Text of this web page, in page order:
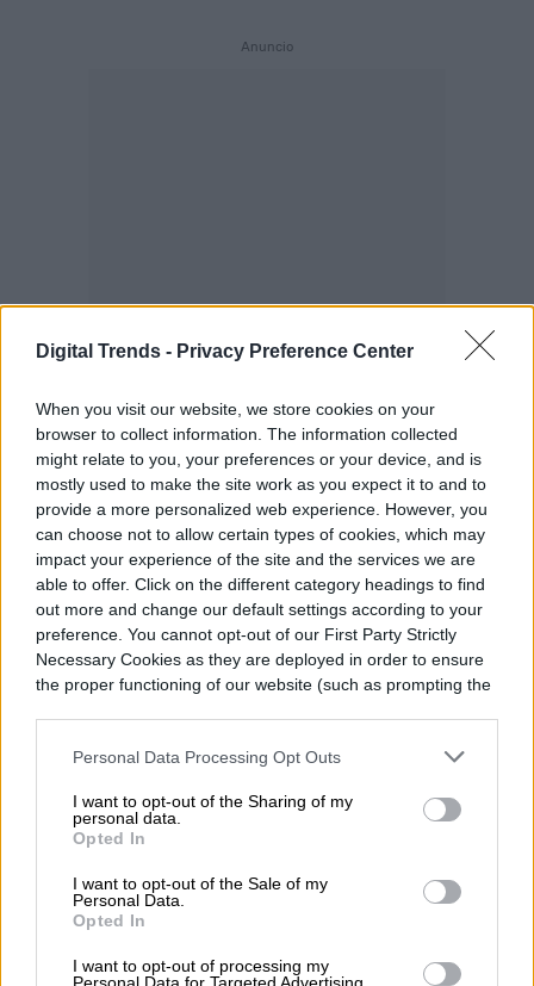
Digital Trends - Privacy Preference Center
When you visit our website, we store cookies on your
browser to collect information. The information collected
might relate to you, your preferences or your device, and is
mostly used to make the site work as you expect it to and to
provide a more personalized web experience. However, you
can choose not to allow certain types of cookies, which may
impact your experience of the site and the services we are
able to offer. Click on the different category headings to find
out more and change our default settings according to your
preference. You cannot opt-out of our First Party Strictly
Necessary Cookies as they are deployed in order to ensure
the proper functioning of our website (such as prompting the
Personal Data Processing Opt Outs
I want to opt-out of the Sharing of my
personal data.
Opted In
I want to opt-out of the Sale of my
Personal Data.
Opted In
I want to opt-out of processing my
Sin embargo,ya que Windows 10 utiliza
Continuum, una tecnología que ajusta la
interfaz del usuario dependiendo del